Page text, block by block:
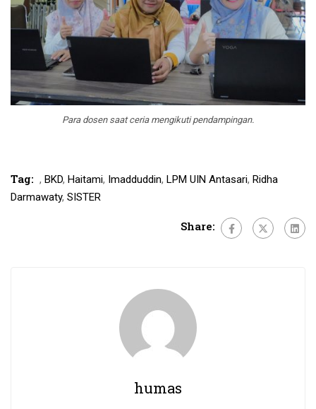
Para dosen saat ceria mengikuti pendampingan.
Tag: , BKD, Haitami, Imadduddin, LPM UIN Antasari, Ridha
Darmawaty, SISTER
Share:
humas